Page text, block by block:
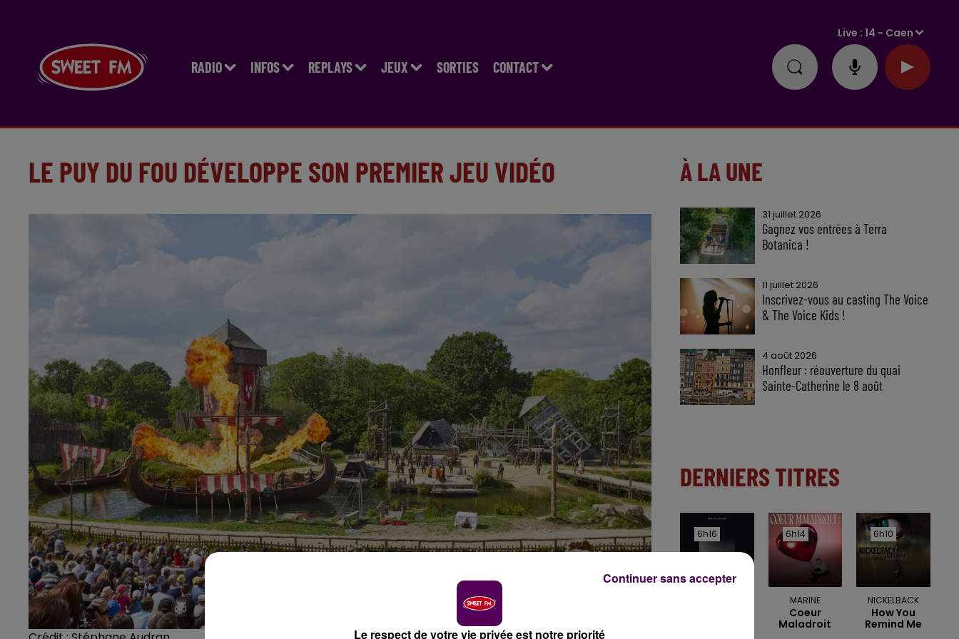
RADIO INFOS REPLAYS JEUX SORTIES CONTACT
Live :14 - Caen
LE PUY DU FOU DÉVELOPPE SON PREMIER JEU VIDÉO À LA UNE
31 juillet 2026
Gagnez vos entrées à Terra
Botanica !
11 juillet 2026
Inscrivez-vous au casting The Voice
& The Voice Kids !
4 août 2026
Honfleur : réouverture du quai
Sainte-Catherine le 8 août
DERNIERS TITRES
6h16
6h16 6h14
6h14
MARINE
Coeur
Maladroit
6h10
6h10
NICKELBACK
How You
Remind Me
Le respect de votre vie privée est notre priorité
Continuer sans accepter